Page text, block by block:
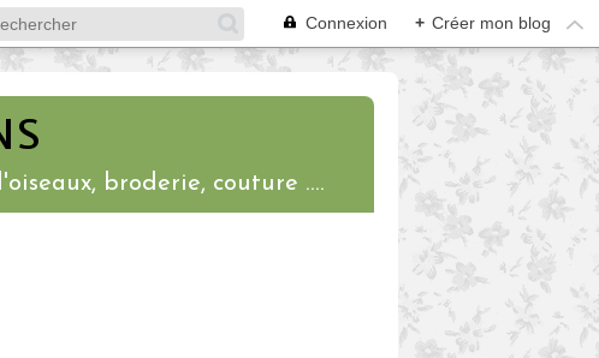
Connexion + Créer mon blog
broderie, couture ....